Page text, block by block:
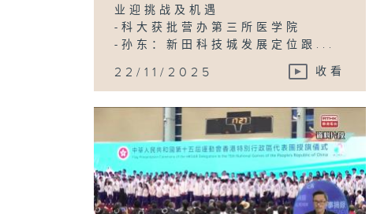
业迎挑战及机遇
-科大获批营办第三所医学院
-孙东：新田科技城发展定位跟...
22/11/2025 收看